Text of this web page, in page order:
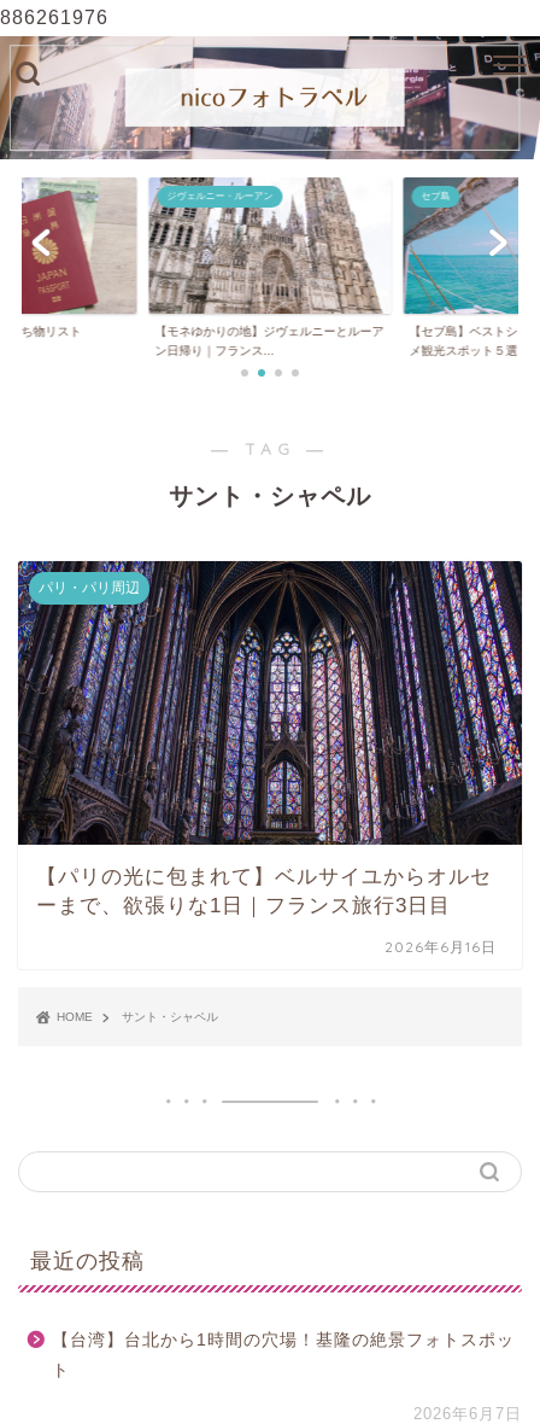
886261976
持ち物リスト
ジヴェルニー・ルーアン
【モネゆかりの地】ジヴェルニーとルーア
ン日帰り｜フランス...
セブ島
【セブ島】ベストシー
メ観光スポット５選...
― TAG ―
サント・シャペル
パリ・パリ周辺
【パリの光に包まれて】ベルサイユからオルセ
ーまで、欲張りな1日｜フランス旅行3日目
2026年6月16日
HOME サント・シャペル
最近の投稿
【台湾】台北から1時間の穴場！基隆の絶景フォトスポッ
ト
2026年6月7日